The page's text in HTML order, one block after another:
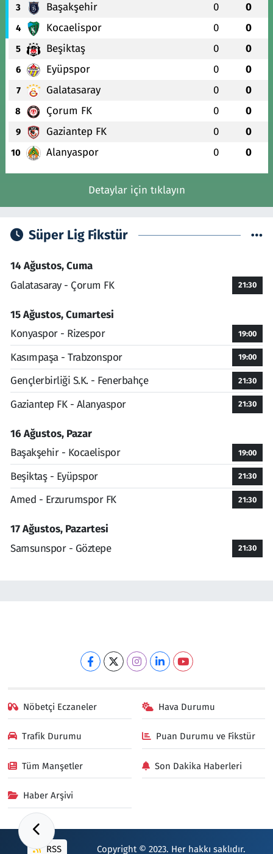
3 Başakşehir 0 0
4 Kocaelispor 0 0
5 Beşiktaş 0 0
6 Eyüpspor 0 0
7 Galatasaray 0 0
8 Çorum FK 0 0
9 Gaziantep FK 0 0
10 Alanyaspor 0 0
Detaylar için tıklayın
Süper Lig Fikstür
14 Ağustos, Cuma
Galatasaray - Çorum FK
21:30
15 Ağustos, Cumartesi
Konyaspor - Rizespor
19:00
Kasımpaşa - Trabzonspor 19:00
Gençlerbirliği S.K. - Fenerbahçe 21:30
Gaziantep FK - Alanyaspor 21:30
16 Ağustos, Pazar
Başakşehir - Kocaelispor
19:00
Beşiktaş - Eyüpspor 21:30
Amed - Erzurumspor FK 21:30
17 Ağustos, Pazartesi
Samsunspor - Göztepe
21:30
Nöbetçi Eczaneler Hava Durumu
Trafik Durumu Puan Durumu ve Fikstür
Tüm Manşetler Son Dakika Haberleri
Haber Arşivi
RSS Copyright © 2023. Her hakkı saklıdır.